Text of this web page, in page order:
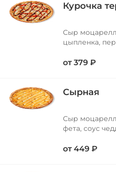
Курочка
Сыр
цыпленка,
от 379 ₽
Сырная
Сыр
фета, соус
от 449 ₽